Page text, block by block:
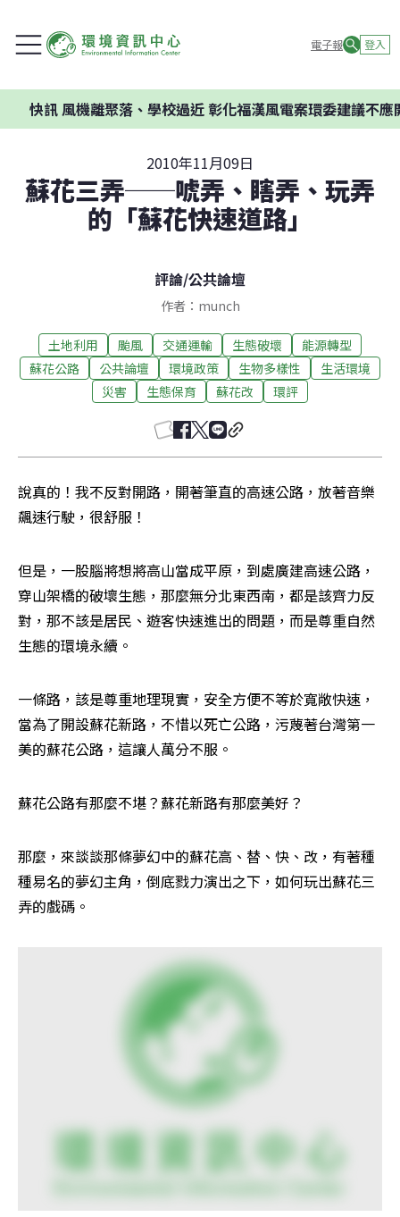
電子報 登入
落、學校過近 彰化福漢風電案環委建議不應開發
2010年11月09日
蘇花三弄──唬弄、瞎弄、玩弄
的「蘇花快速道路」
評論/公共論壇
作者：munch
土地利用 颱風 交通運輸 生態破壞
能源轉型
蘇花公路
公共論壇 環境政策 生物多樣性
生活環境
災害
生態保育 蘇花改 環評
說真的！我不反對開路，開著筆直的高速公路，放著音樂
飆速行駛，很舒服！
但是，一股腦將想將高山當成平原，到處廣建高速公路，
穿山架橋的破壞生態，那麼無分北東西南，都是該齊力反
對，那不該是居民、遊客快速進出的問題，而是尊重自然
生態的環境永續。
一條路，該是尊重地理現實，安全方便不等於寬敞快速，
當為了開設蘇花新路，不惜以死亡公路，污蔑著台灣第一
美的蘇花公路，這讓人萬分不服。
蘇花公路有那麼不堪？蘇花新路有那麼美好？
那麼，來談談那條夢幻中的蘇花高、替、快、改，有著種
種易名的夢幻主角，倒底戮力演出之下，如何玩出蘇花三
弄的戲碼。